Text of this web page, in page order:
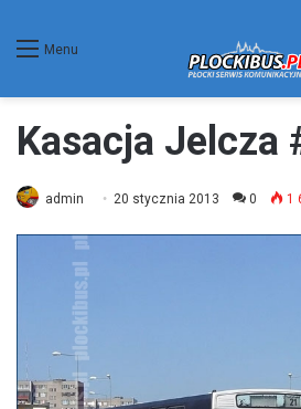
Menu
Kasacja Jelcza
admin 20 stycznia 2013 0 1